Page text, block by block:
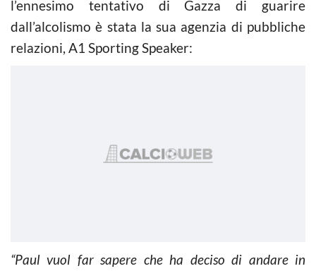
l’ennesimo tentativo di Gazza di guarire
dall’alcolismo è stata la sua agenzia di pubbliche
relazioni, A1 Sporting Speaker:
“Paul vuol far sapere che ha deciso di andare in